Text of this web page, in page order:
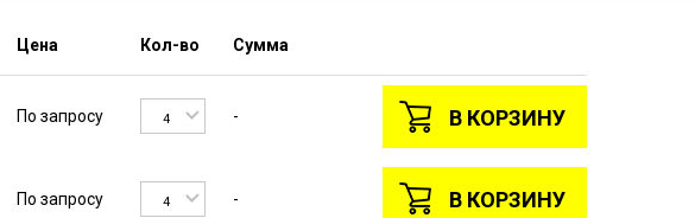
Цена Кол-во Сумма
По запросу 4 - В КОРЗИНУ
По запросу 4 - В КОРЗИНУ